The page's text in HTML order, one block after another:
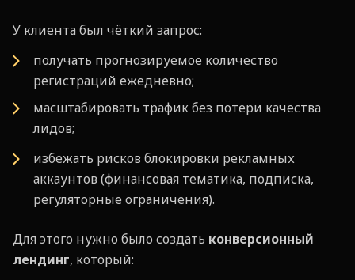
У клиента был чёткий запрос:
получать прогнозируемое количество
регистраций ежедневно;
масштабировать трафик без потери качества
лидов;
избежать рисков блокировки рекламных
аккаунтов (финансовая тематика, подписка,
регуляторные ограничения).
Для этого нужно было создать конверсионный
лендинг, который: